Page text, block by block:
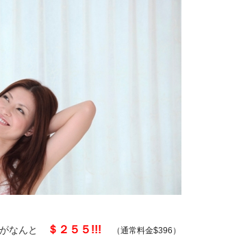
がなんと ＄２５５!!! （通常料金$396）